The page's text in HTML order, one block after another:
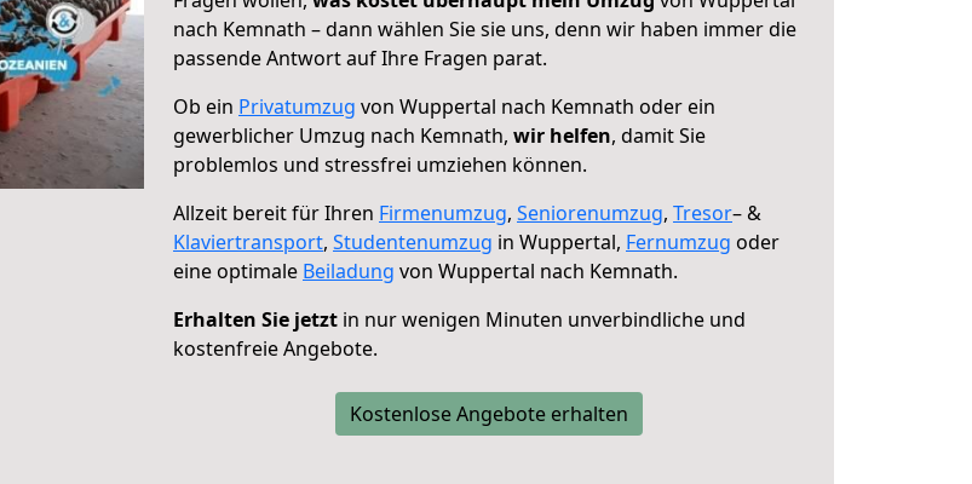
nach Kemnath – dann wählen Sie sie uns, denn wir haben immer die
passende Antwort auf Ihre Fragen parat.
Ob ein Privatumzug von Wuppertal nach Kemnath oder ein
gewerblicher Umzug nach Kemnath, wir helfen, damit Sie
problemlos und stressfrei umziehen können.
Allzeit bereit für Ihren Firmenumzug, Seniorenumzug, Tresor– &
Klaviertransport, Studentenumzug in Wuppertal, Fernumzug oder
eine optimale Beiladung von Wuppertal nach Kemnath.
Erhalten Sie jetzt in nur wenigen Minuten unverbindliche und
kostenfreie Angebote.
Kostenlose Angebote erhalten